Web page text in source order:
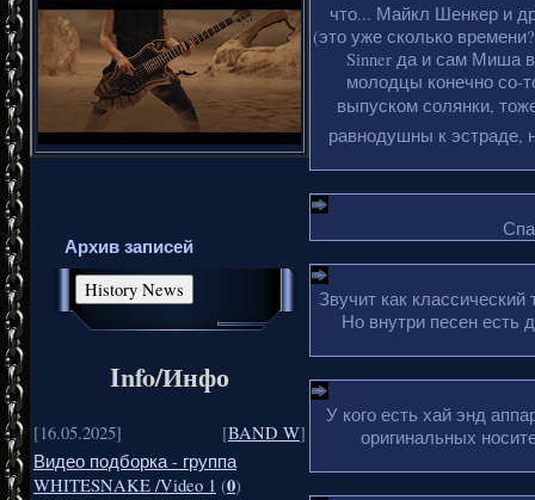
Архив записей
Info/Инфо
[16.05.2025] [BAND W]
Видео подборка - группа
WHITESNAKE /Video 1 (0)
что... Майкл Шенкер и
(это уже сколько
Sinner да и сам Миша
молодцы конечно со-
выпуском солянки,
равнодушны к эстраде,
Звучит как
Но внутри песен есть
У кого есть хай энд
оригинальных